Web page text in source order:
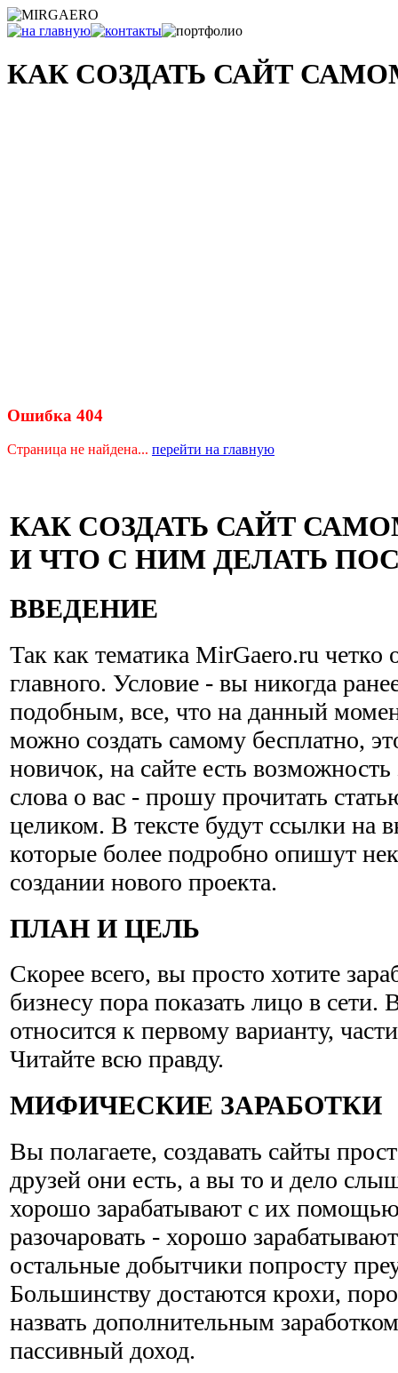
КАК СОЗДАТЬ САЙТ
Ошибка 404
Страница не найдена... перейти на главную
КАК СОЗДАТЬ САЙТ
И ЧТО С НИМ ДЕЛАТЬ
ВВЕДЕНИЕ
Так как тематика MirGaero.ru четко
главного. Условие - вы никогда
подобным, все, что на данный
можно создать самому бесплатно,
новичок, на сайте есть возможность
слова о вас - прошу прочитать
целиком. В тексте будут ссылки на
которые более подробно опишут
создании нового проекта.
ПЛАН И ЦЕЛЬ
Скорее всего, вы просто хотите
бизнесу пора показать лицо в сети.
относится к первому варианту,
Читайте всю правду.
МИФИЧЕСКИЕ ЗАРАБОТКИ
Вы полагаете, создавать сайты
друзей они есть, а вы то и дело
хорошо зарабатывают с их
разочаровать - хорошо
остальные добытчики попросту
Большинству достаются крохи,
назвать дополнительным
пассивный доход.